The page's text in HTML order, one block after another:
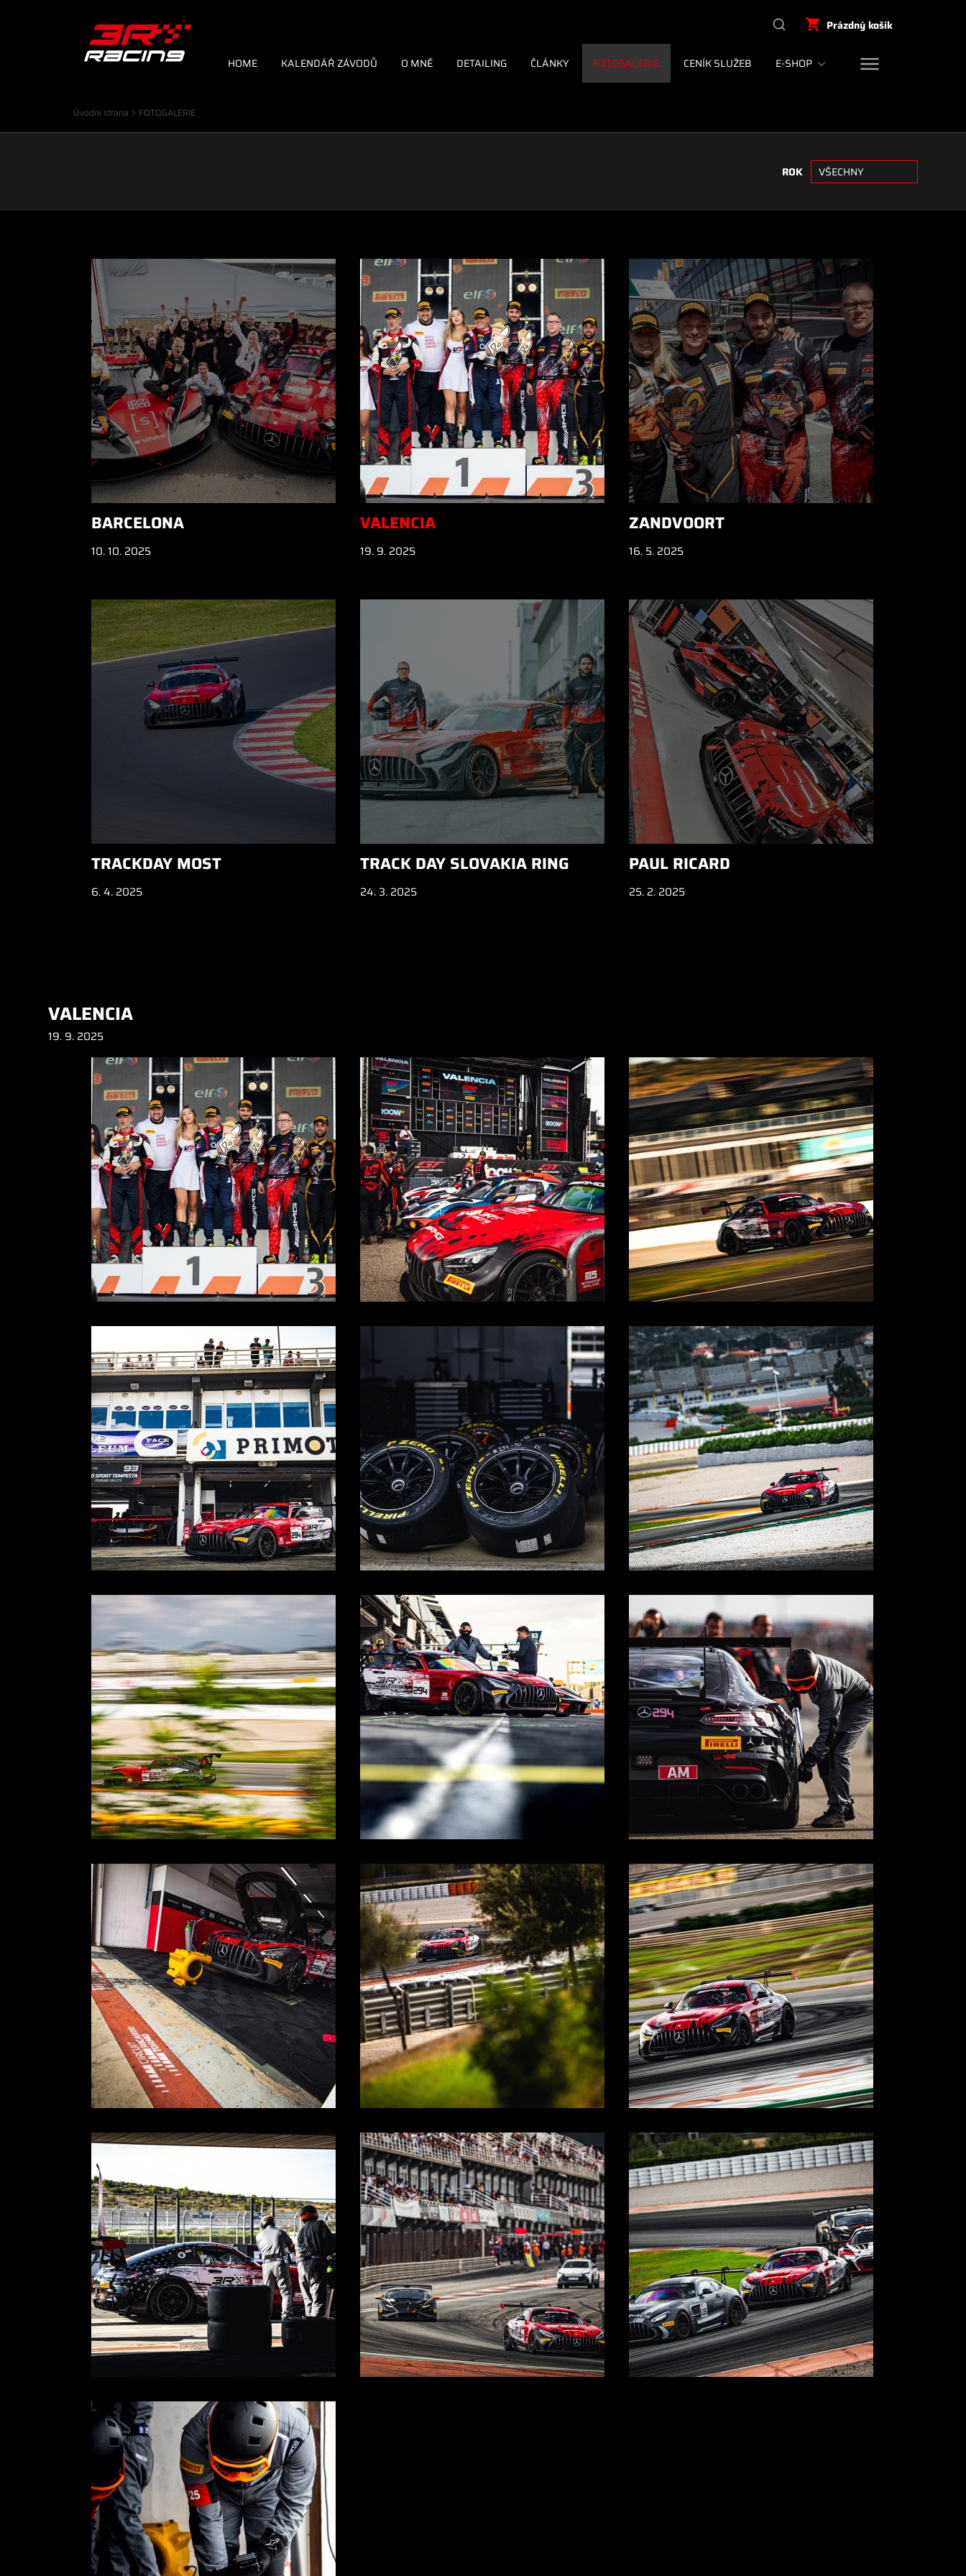
Prázdný košík
HOME KALENDÁŘ ZÁVODŮ O MNĚ DETAILING ČLÁNKY FOTOGALERIE CENÍK SLUŽEB E-SHOP
Kontakty
Úvodní strana FOTOGALERIE
ROK
BARCELONA
10. 10. 2025
VALENCIA
19. 9. 2025
ZANDVOORT
16. 5. 2025
TRACKDAY MOST
6. 4. 2025
TRACK DAY SLOVAKIA RING
24. 3. 2025
PAUL RICARD
25. 2. 2025
VALENCIA
19. 9. 2025